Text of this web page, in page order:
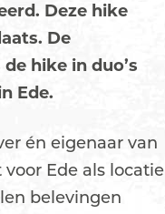
Deze hike
De
hike in duo’s
Ede.
én eigenaar van
Ede als locatie
belevingen